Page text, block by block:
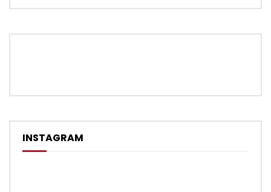
INSTAGRAM